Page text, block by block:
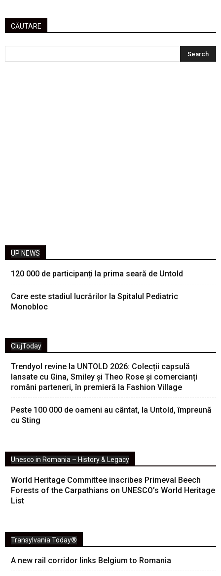
CĂUTARE
UP NEWS
120 000 de participanți la prima seară de Untold
Care este stadiul lucrărilor la Spitalul Pediatric
Monobloc
ClujToday
Trendyol revine la UNTOLD 2026: Colecții capsulă
lansate cu Gina, Smiley și Theo Rose și comercianți
români parteneri, în premieră la Fashion Village
Peste 100 000 de oameni au cântat, la Untold, împreună
cu Sting
Unesco in Romania – History & Legacy
World Heritage Committee inscribes Primeval Beech
Forests of the Carpathians on UNESCO’s World Heritage
List
Transylvania Today®
A new rail corridor links Belgium to Romania